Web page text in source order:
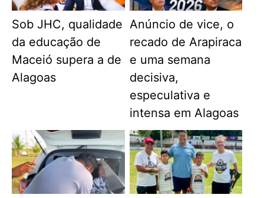
Sob JHC, qualidade
da educação de
Maceió supera a de
Alagoas
Anúncio de vice, o
recado de Arapiraca
e uma semana
decisiva,
especulativa e
intensa em Alagoas